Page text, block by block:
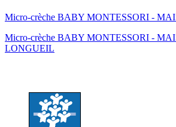
Micro-crèche BABY MONTESSORI -
Micro-crèche BABY MONTESSORI -
LONGUEIL